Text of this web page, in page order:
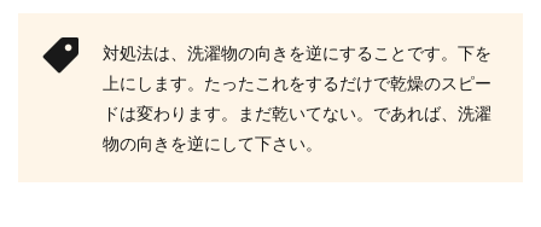
ミシンのコツやポイントとは？まっす
ぐ縫いたいとき
対処法は、洗濯物の向きを逆にすることです。下を
上にします。たったこれをするだけで乾燥のスピー
ドは変わります。まだ乾いてない。であれば、洗濯
物の向きを逆にして下さい。